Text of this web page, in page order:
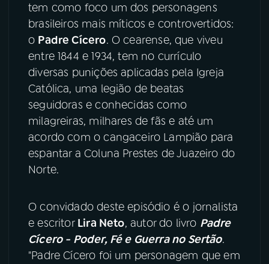
08FESTIVAL DE MÚSICA
ACOMPANHE A RÁDIO NACIONAL
YouTube Facebook
Instagram X
TikTok
tem como foco um dos personagens
brasileiros mais míticos e controvertidos:
o Padre Cícero. O cearense, que viveu
entre 1844 e 1934, tem no currículo
diversas punições aplicadas pela Igreja
Católica, uma legião de beatas
seguidoras e conhecidas como
milagreiras, milhares de fãs e até um
acordo com o cangaceiro Lampião para
espantar a Coluna Prestes de Juazeiro do
Norte.
O convidado deste episódio é o jornalista
e escritorLira Neto, autor do livro Padre
Cícero - Poder, Fé e Guerra no Sertão.
"Padre Cícero foi um personagem que em